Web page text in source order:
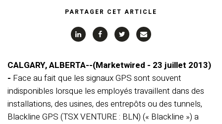
PARTAGER CET ARTICLE
CALGARY, ALBERTA--(Marketwired - 23 juillet 2013)
- Face au fait que les signaux GPS sont souvent
indisponibles lorsque les employés travaillent dans des
installations, des usines, des entrepôts ou des tunnels,
Blackline GPS (TSX VENTURE : BLN) (« Blackline ») a